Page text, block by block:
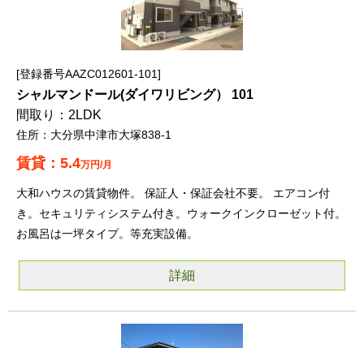
登録番号AAZC012601-101
シャルマンドール(ダイワリビング） 101
2LDK
大分県中津市大塚838-1
5.4万円/月
大和ハウスの賃貸物件。 保証人・保証会社不要。 エアコン付
き。セキュリティシステム付き。ウォークインクローゼット付。
お風呂は一坪タイプ。等充実設備。
詳細